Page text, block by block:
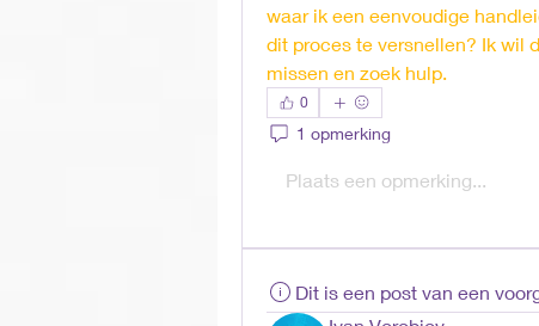
waar ik een eenvoudige
dit proces te versnellen? Ik wil
missen en zoek hulp.
0
1 opmerking
Plaats een opmerking...
Dit is een post van een